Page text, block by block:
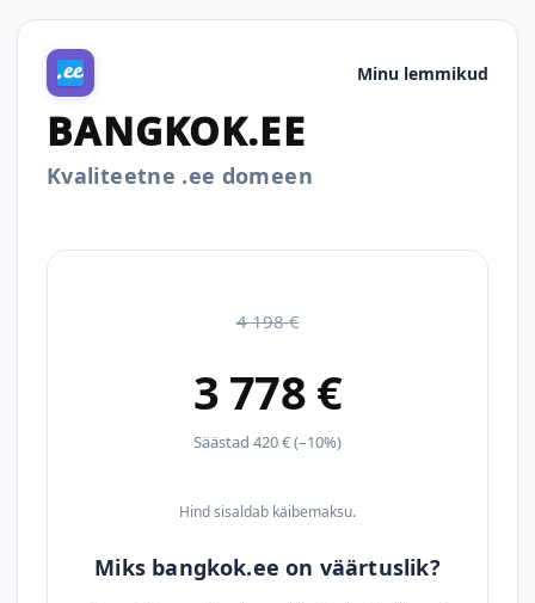
Minu lemmikud
BANGKOK.EE
Kvaliteetne .ee domeen
4 198 €
3 778 €
Säästad 420 € (–10%)
Hind sisaldab käibemaksu.
Miks bangkok.ee on väärtuslik?